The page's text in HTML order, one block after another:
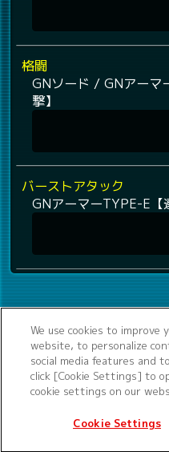
格闘
GNソード / GNアーマ
撃】
バーストアタック
GNアーマーTYPE-E【
We use cookies to improve
website, to personalize
social media features and
click [Cookie Settings] to
cookie settings on our
Cookie Settings